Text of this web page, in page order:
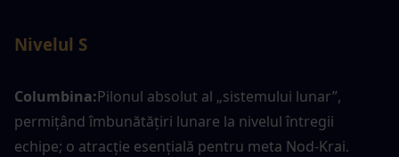
Nivelul S
Columbina:Pilonul absolut al „sistemului lunar”,
permițând îmbunătățiri lunare la nivelul întregii
echipe; o atracție esențială pentru meta Nod-Krai.